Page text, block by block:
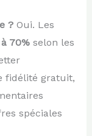
?Oui. Les
70%selon les
fidélité gratuit,
spéciales